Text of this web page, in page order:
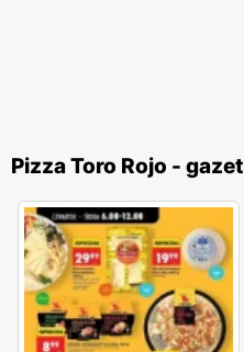
Pizza Toro Rojo -